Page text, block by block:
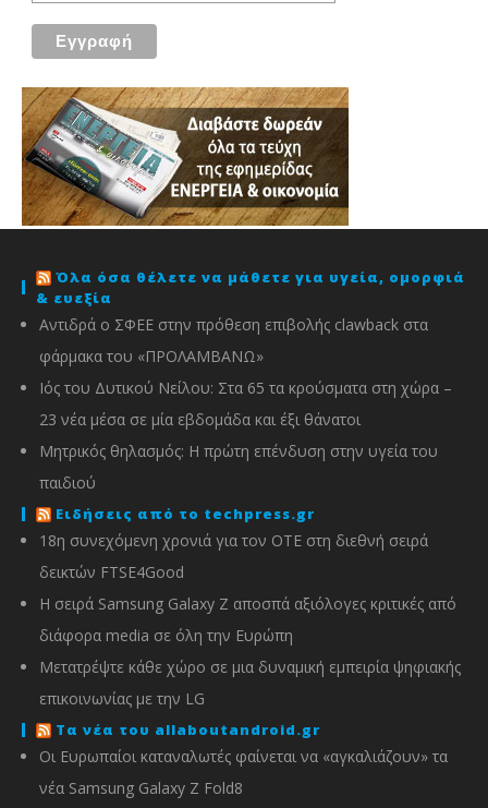
Όλα όσα θέλετε να μάθετε για υγεία, ομορφιά
& ευεξία
Αντιδρά ο ΣΦΕΕ στην πρόθεση επιβολής clawback στα
φάρμακα του «ΠΡΟΛΑΜΒΑΝΩ»
Ιός του Δυτικού Νείλου: Στα 65 τα κρούσματα στη χώρα –
23 νέα μέσα σε μία εβδομάδα και έξι θάνατοι
Μητρικός θηλασμός: Η πρώτη επένδυση στην υγεία του
παιδιού
Ειδήσεις από το techpress.gr
18η συνεχόμενη χρονιά για τον ΟΤΕ στη διεθνή σειρά
δεικτών FTSE4Good
Η σειρά Samsung Galaxy Z αποσπά αξιόλογες κριτικές από
διάφορα media σε όλη την Ευρώπη
Μετατρέψτε κάθε χώρο σε μια δυναμική εμπειρία ψηφιακής
επικοινωνίας με την LG
Τα νέα του allaboutandroid.gr
Οι Ευρωπαίοι καταναλωτές φαίνεται να «αγκαλιάζουν» τα
νέα Samsung Galaxy Z Fold8